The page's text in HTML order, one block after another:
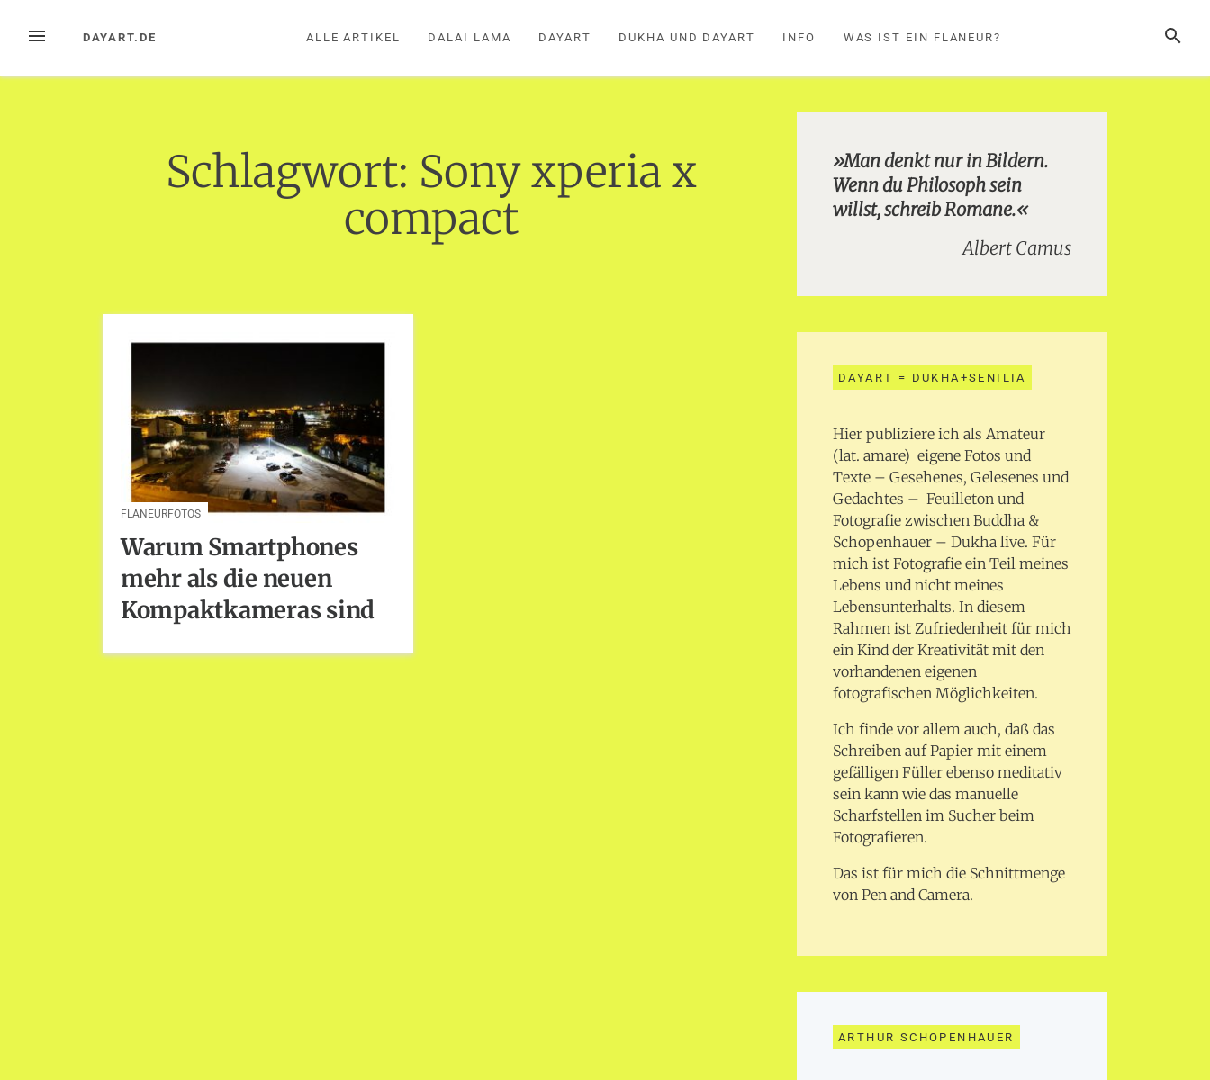
InhaltMENÜ SUCHE
DAYART.DE ALLE ARTIKEL DALAI LAMA DAYART DUKHA UND DAYART INFO WAS IST EIN FLANEUR?
Schlagwort: Sony xperia x
compact
FLANEURFOTOS
Warum Smartphones
mehr als die neuen
Kompaktkameras sind
»Man denkt nur in Bildern.
Wenn du Philosoph sein
willst, schreib Romane.«
Albert Camus
DAYART = DUKHA+SENILIA
Hier publiziere ich als Amateur
(lat. amare) eigene Fotos und
Texte – Gesehenes, Gelesenes und
Gedachtes – Feuilleton und
Fotografie zwischen Buddha &
Schopenhauer – Dukha live. Für
mich ist Fotografie ein Teil meines
Lebens und nicht meines
Lebensunterhalts. In diesem
Rahmen ist Zufriedenheit für mich
ein Kind der Kreativität mit den
vorhandenen eigenen
fotografischen Möglichkeiten.
Ich finde vor allem auch, daß das
Schreiben auf Papier mit einem
gefälligen Füller ebenso meditativ
sein kann wie das manuelle
Scharfstellen im Sucher beim
Fotografieren.
Das ist für mich die Schnittmenge
von Pen and Camera.
ARTHUR SCHOPENHAUER